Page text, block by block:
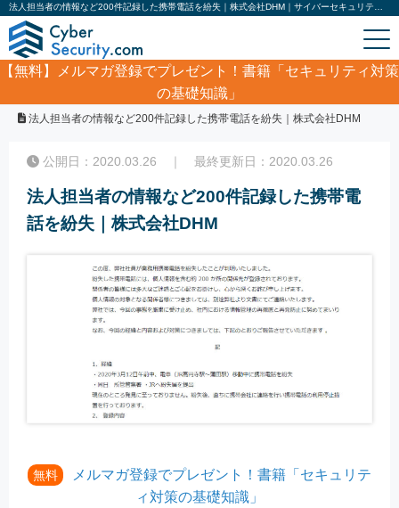
【無料】
メルマガ登録でプレゼント！書籍「セキュリティ対策
の基礎知識」
サイバーセキュリティ・情報漏洩ニュース
法人担当者の情報など200件記録した携帯電話を紛失｜株式会社DHM
公開日：2020.03.26 ｜ 最終更新日：2020.03.26
法人担当者の情報など200件記録した携帯電
話を紛失｜株式会社DHM
無料
メルマガ登録でプレゼント！書籍「セキュリテ
ィ対策の基礎知識」